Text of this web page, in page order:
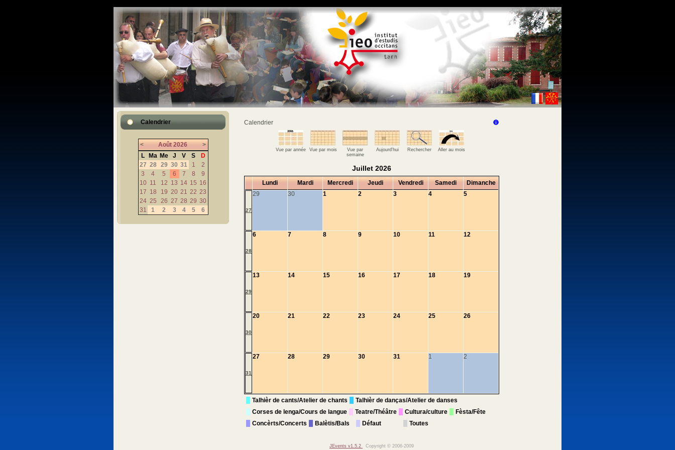
Calendrier
< Août 2026
>
L
Ma Me J V S
D
27 28 29 30 31 1
2
3
4 5 6 7 8
9
10 11 12 13 14 15 16
17 18 19 20 21 22 23
24 25 26 27 28 29 30
31
1 2 3 4 5 6
Calendrier
Vue par année Vue par mois
Vue par
semaine
Aujourd'hui Rechercher Aller au mois
Juillet 2026
Lundi Mardi Mercredi Jeudi Vendredi Samedi Dimanche
27
29 30 1 2 3 4 5
28
6 7 8 9 10 11 12
29
13 14 15 16 17 18 19
30
20 21 22 23 24 25 26
31
27 28 29 30 31 1 2
Talhièr de cants/Atelier de chants
Talhièr de danças/Atelier de danses
Corses de lenga/Cours de langue
Teatre/Théâtre Cultura/culture
Fèsta/Fête
Concèrts/Concerts
Balètis/Bals Défaut Toutes
JEvents v1.5.2 Copyright © 2006-2009